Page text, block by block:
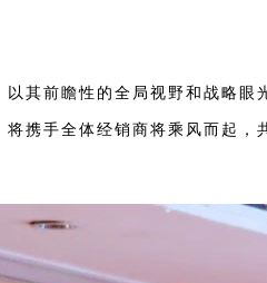
以其前瞻性的全局视野和战略
将携手全体经销商将乘风而起，